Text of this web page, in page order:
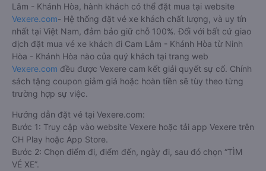
Lâm - Khánh Hòa, hành khách có thể đặt mua tại website
Vexere.com- Hệ thống đặt vé xe khách chất lượng, và uy tín
nhất tại Việt Nam, đảm bảo giữ chỗ 100%. Đối với bất cứ giao
dịch đặt mua vé xe khách đi Cam Lâm - Khánh Hòa từ Ninh
Hòa - Khánh Hòa nào của quý khách tại trang web
Vexere.com đều được Vexere cam kết giải quyết sự cố. Chính
sách tặng coupon giảm giá hoặc hoàn tiền sẽ tùy theo từng
trường hợp sự việc.
Hướng dẫn đặt vé tại Vexere.com:
Bước 1: Truy cập vào website Vexere hoặc tải app Vexere trên
CH Play hoặc App Store.
Bước 2: Chọn điểm đi, điểm đến, ngày đi, sau đó chọn “TÌM
VÉ XE”.